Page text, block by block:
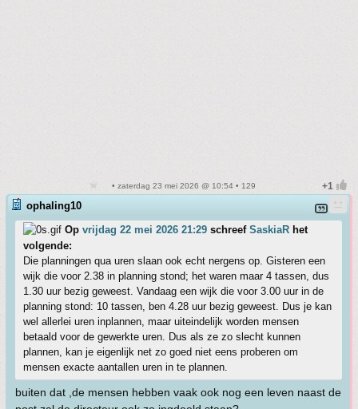
• zaterdag 23 mei 2026 @ 10:54 • 129
ophaling10
Op vrijdag 22 mei 2026 21:29 schreef SaskiaR het
volgende:
Die planningen qua uren slaan ook echt nergens op. Gisteren een
wijk die voor 2.38 in planning stond; het waren maar 4 tassen, dus
1.30 uur bezig geweest. Vandaag een wijk die voor 3.00 uur in de
planning stond: 10 tassen, ben 4.28 uur bezig geweest. Dus je kan
wel allerlei uren inplannen, maar uiteindelijk worden mensen
betaald voor de gewerkte uren. Dus als ze zo slecht kunnen
plannen, kan je eigenlijk net zo goed niet eens proberen om
mensen exacte aantallen uren in te plannen.
buiten dat ,de mensen hebben vaak ook nog een leven naast de